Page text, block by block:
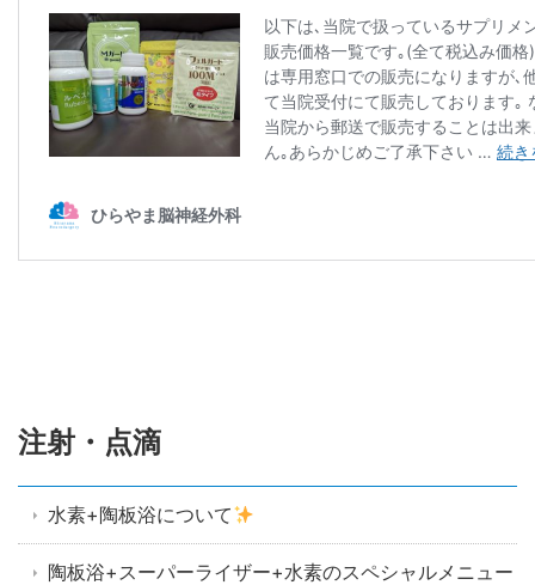
注射・点滴
水素+陶板浴について
陶板浴+スーパーライザー+水素のスペシャルメニュー